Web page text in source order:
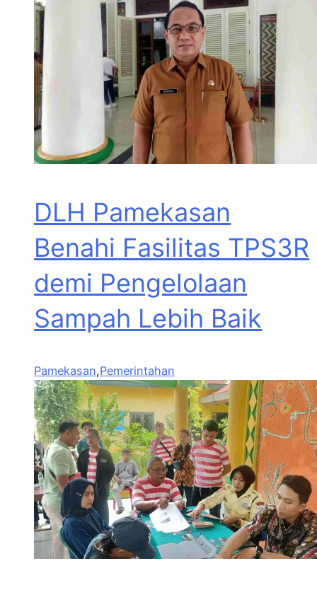
DLH Pamekasan
Benahi Fasilitas TPS3R
demi Pengelolaan
Sampah Lebih Baik
Pamekasan,Pemerintahan